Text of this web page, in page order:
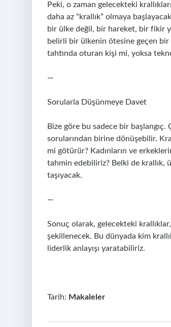
Peki, o zaman gelecekteki
daha az “krallık” olmaya
bir ülke değil, bir hareket, bir fikir
belirli bir ülkenin ötesine geçen bir
tahtında oturan kişi mi, yoksa
—
Sorularla Düşünmeye Davet
Bize göre bu sadece bir
sorularından birine dönüşebilir.
mi götürür? Kadınların ve
tahmin edebiliriz? Belki de krallık,
taşıyacak.
—
Sonuç olarak, gelecekteki
şekillenecek. Bu dünyada kim
liderlik anlayışı yaratabiliriz.
Tarih: Makaleler